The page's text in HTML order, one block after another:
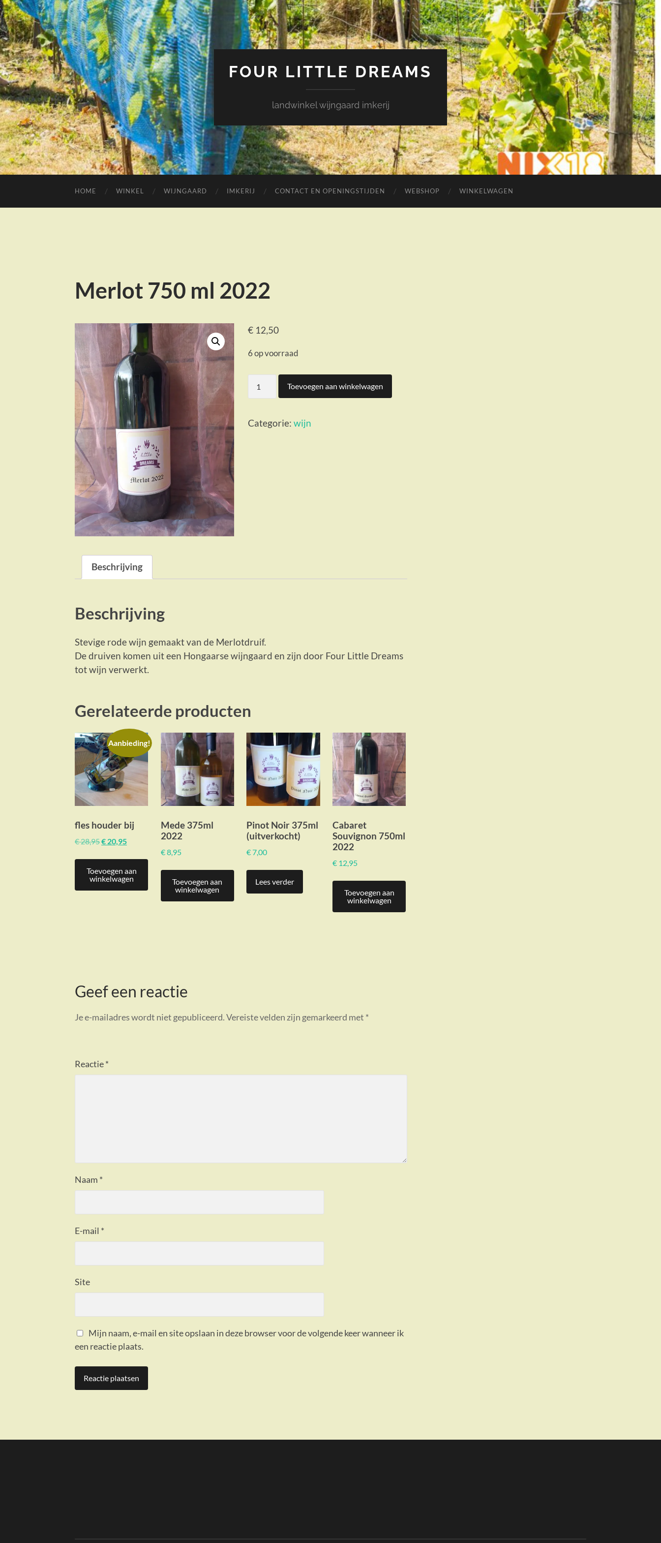
FOUR LITTLE DREAMS
landwinkel wijngaard imkerij
HOME WINKEL WIJNGAARD IMKERIJ CONTACT EN OPENINGSTIJDEN WEBSHOP WINKELWAGEN
Merlot 750 ml 2022
€12,50
6 op voorraad
750
ml
aantal
Toevoegen aan winkelwagen
Categorie: wijn
Beschrijving
Beschrijving
Stevige rode wijn gemaakt van de Merlotdruif.
De druiven komen uit een Hongaarse wijngaard en zijn door Four Little Dreams
tot wijn verwerkt.
Gerelateerde producten
Aanbieding!
fles houder bij
€28,95Oorspronkelijke
€ 28,95.
€ 20,95Huidige
€ 20,95.
Toevoegen aan
winkelwagen
Mede 375ml
2022
€8,95
Toevoegen aan
winkelwagen
Pinot Noir 375ml
(uitverkocht)
€7,00
Lees verder
Cabaret
Souvignon 750ml
2022
€ 12,95
Toevoegen aan
winkelwagen
Geef een reactie
Je e-mailadres wordt niet gepubliceerd.Vereiste velden zijn gemarkeerd met *
Reactie*
Naam *
E-mail *
Site
Mijn naam, e-mail en site opslaan in deze browser voor de volgende keer wanneer ik
een reactie plaats.